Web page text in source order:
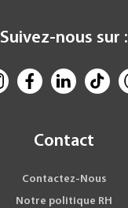
Suivez-nous sur :
Contact
Contactez-Nous
Notre politique RH